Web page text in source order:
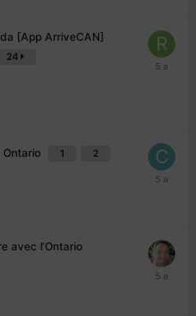
[App ArriveCAN]
24
Ontario 1 2
avec l’Ontario